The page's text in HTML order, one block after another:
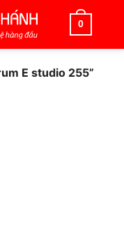
0
E studio 255”